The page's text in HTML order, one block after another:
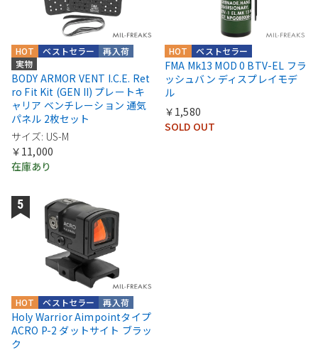
実物
再入荷
ベストセラー
HOT
BODY ARMOR VENT I.C.E. Ret
ro Fit Kit (GEN II) プレートキ
ャリア ベンチレーション 通気
パネル 2枚セット
サイズ: US-M
￥11,000
在庫あり
ベストセラー
HOT
FMA Mk13 MOD 0 BTV-EL フラ
ッシュバン ディスプレイモデ
ル
￥1,580
SOLD OUT
再入荷
ベストセラー
HOT
Holy Warrior Aimpointタイプ
ACRO P-2 ダットサイト ブラッ
ク